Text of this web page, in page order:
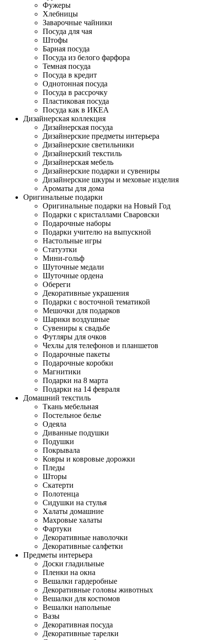
Фужеры
Хлебницы
Заварочные чайники
Посуда для чая
Штофы
Барная посуда
Посуда из белого фарфора
Темная посуда
Посуда в кредит
Однотонная посуда
Посуда в рассрочку
Пластиковая посуда
Посуда как в ИКЕА
Дизайнерская коллекция
Дизайнерская посуда
Дизайнерские предметы интерьера
Дизайнерские светильники
Дизайнерский текстиль
Дизайнерская мебель
Дизайнерские подарки и сувениры
Дизайнерские шкуры и меховые изделия
Ароматы для дома
Оригинальные подарки
Оригинальные подарки на Новый Год
Подарки с кристаллами Сваровски
Подарочные наборы
Подарки учителю на выпускной
Настольные игры
Статуэтки
Мини-гольф
Шуточные медали
Шуточные ордена
Обереги
Декоративные украшения
Подарки с восточной тематикой
Мешочки для подарков
Шарики воздушные
Сувениры к свадьбе
Футляры для очков
Чехлы для телефонов и планшетов
Подарочные пакеты
Подарочные коробки
Магнитики
Подарки на 8 марта
Подарки на 14 февраля
Домашний текстиль
Ткань мебельная
Постельное белье
Одеяла
Диванные подушки
Подушки
Покрывала
Ковры и ковровые дорожки
Пледы
Шторы
Скатерти
Полотенца
Сидушки на стулья
Халаты домашние
Махровые халаты
Фартуки
Декоративные наволочки
Декоративные салфетки
Предметы интерьера
Доски гладильные
Пленки на окна
Вешалки гардеробные
Декоративные головы животных
Вешалки для костюмов
Вешалки напольные
Вазы
Декоративная посуда
Декоративные тарелки